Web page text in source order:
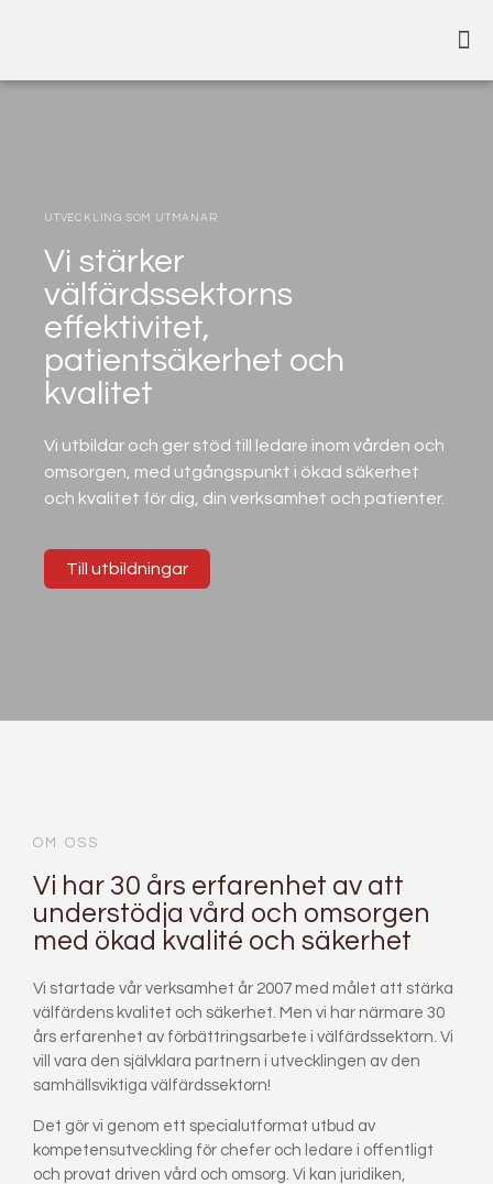
UTVECKLING SOM UTMANAR
Vi stärker
välfärdssektorns
effektivitet,
patientsäkerhet och
kvalitet
Vi utbildar och ger stöd till ledare inom vården och
omsorgen, med utgångspunkt i ökad säkerhet
och kvalitet för dig, din verksamhet och patienter.
Till utbildningar
OM OSS
Vi har 30 års erfarenhet av att
understödja vård och omsorgen
med ökad kvalité och säkerhet
Vi startade vår verksamhet år 2007 med målet att stärka
välfärdens kvalitet och säkerhet. Men vi har närmare 30
års erfarenhet av förbättringsarbete i välfärdssektorn. Vi
vill vara den självklara partnern i utvecklingen av den
samhällsviktiga välfärdssektorn!
Det gör vi genom ett specialutformat utbud av
kompetensutveckling för chefer och ledare i offentligt
och provat driven vård och omsorg. Vi kan juridiken,